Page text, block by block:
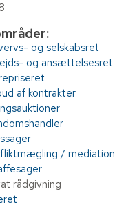
og selskabsret
og ansættelsesret
af kontrakter
/ mediation
rådgivning